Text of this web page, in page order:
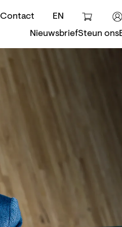
Contact EN
NieuwsbriefSteun ons